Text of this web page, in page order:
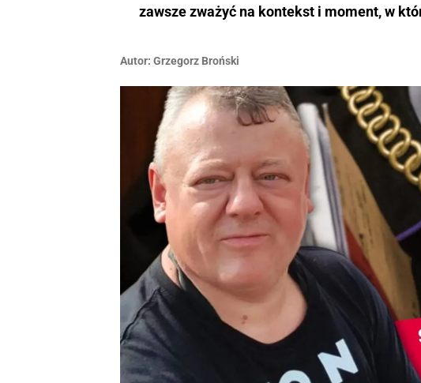
zawsze zważyć na kontekst i moment, w
Autor: Grzegorz Broński